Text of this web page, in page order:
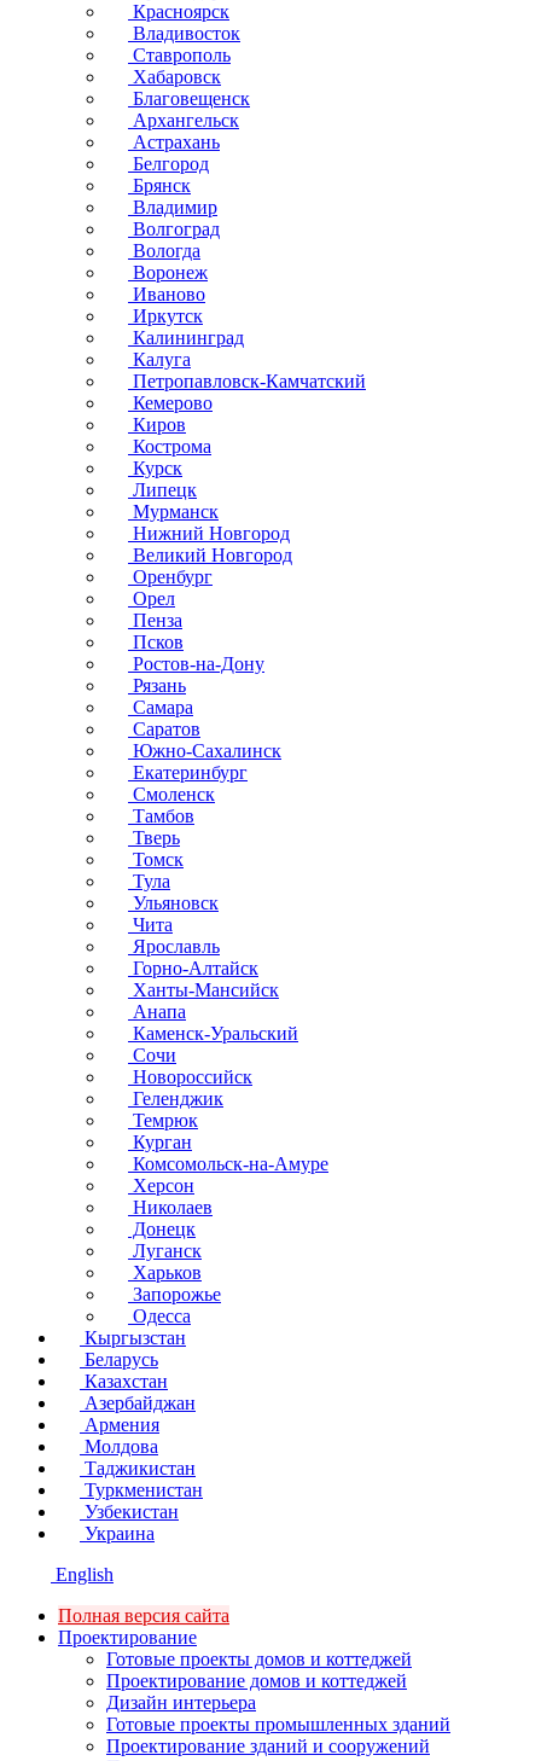
Красноярск
Владивосток
Ставрополь
Хабаровск
Благовещенск
Архангельск
Астрахань
Белгород
Брянск
Владимир
Волгоград
Вологда
Воронеж
Иваново
Иркутск
Калининград
Калуга
Петропавловск-Камчатский
Кемерово
Киров
Кострома
Курск
Липецк
Мурманск
Нижний Новгород
Великий Новгород
Оренбург
Орел
Пенза
Псков
Ростов-на-Дону
Рязань
Самара
Саратов
Южно-Сахалинск
Екатеринбург
Смоленск
Тамбов
Тверь
Томск
Тула
Ульяновск
Чита
Ярославль
Горно-Алтайск
Ханты-Мансийск
Анапа
Каменск-Уральский
Сочи
Новороссийск
Геленджик
Темрюк
Курган
Комсомольск-на-Амуре
Херсон
Николаев
Донецк
Луганск
Харьков
Запорожье
Одесса
Кыргызстан
Беларусь
Казахстан
Азербайджан
Армения
Молдова
Таджикистан
Туркменистан
Узбекистан
Украина
English
Полная версия сайта
Проектирование
Готовые проекты домов и коттеджей
Проектирование домов и коттеджей
Дизайн интерьера
Готовые проекты промышленных зданий
Проектирование зданий и сооружений